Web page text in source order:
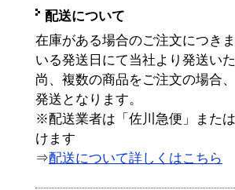
配送について
在庫がある場合のご注文につき
いる発送日にて当社より発送い
尚、複数の商品をご注文の場合
発送となります。
※配送業者は「佐川急便」また
けます
⇒配送について詳しくはこちら